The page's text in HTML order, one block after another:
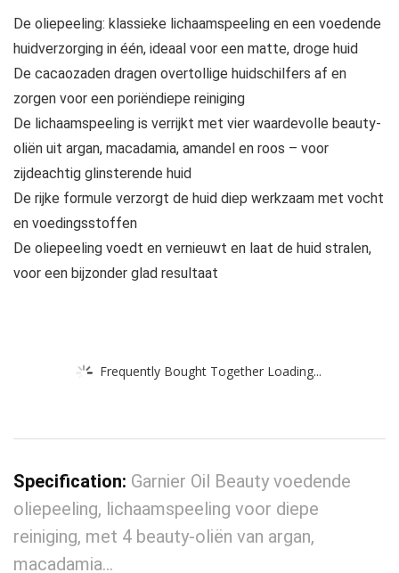
De oliepeeling: klassieke lichaamspeeling en een voedende
huidverzorging in één, ideaal voor een matte, droge huid
De cacaozaden dragen overtollige huidschilfers af en
zorgen voor een poriëndiepe reiniging
De lichaamspeeling is verrijkt met vier waardevolle beauty-
oliën uit argan, macadamia, amandel en roos – voor
zijdeachtig glinsterende huid
De rijke formule verzorgt de huid diep werkzaam met vocht
en voedingsstoffen
De oliepeeling voedt en vernieuwt en laat de huid stralen,
voor een bijzonder glad resultaat
Frequently Bought Together Loading...
Specification: Garnier Oil Beauty voedende
oliepeeling, lichaamspeeling voor diepe
reiniging, met 4 beauty-oliën van argan,
macadamia…